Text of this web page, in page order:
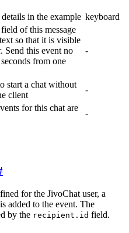
details in the example keyboard
of this message
so that it is visible
Send this event no
from one
-
start a chat without
client
-
for this chat are
-
for the JivoChat user, a
added to the event. The
by the recipient.id field.